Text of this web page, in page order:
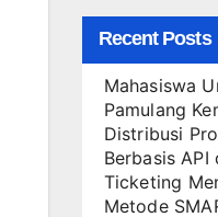
Recent Posts
Mahasiswa
Pamulang
Distribusi
Berbasis API
Ticketing
Metode